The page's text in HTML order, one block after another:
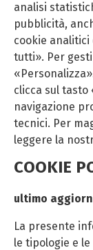
analisi
pubblicità,
cookie analitici
tutti». Per
clicca sul tasto
navigazione
tecnici. Per
leggere la
COOKIE
ultimo
La presente
le tipologie e